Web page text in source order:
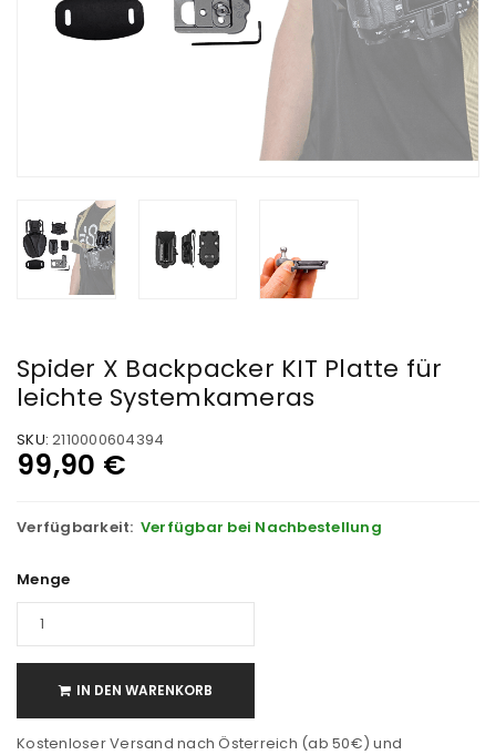
Spider X Backpacker KIT Platte für
leichte Systemkameras
SKU: 2110000604394
99,90 €
Verfügbarkeit: Verfügbar bei Nachbestellung
Menge
IN DEN WARENKORB
Kostenloser Versand nach Österreich (ab 50€) und